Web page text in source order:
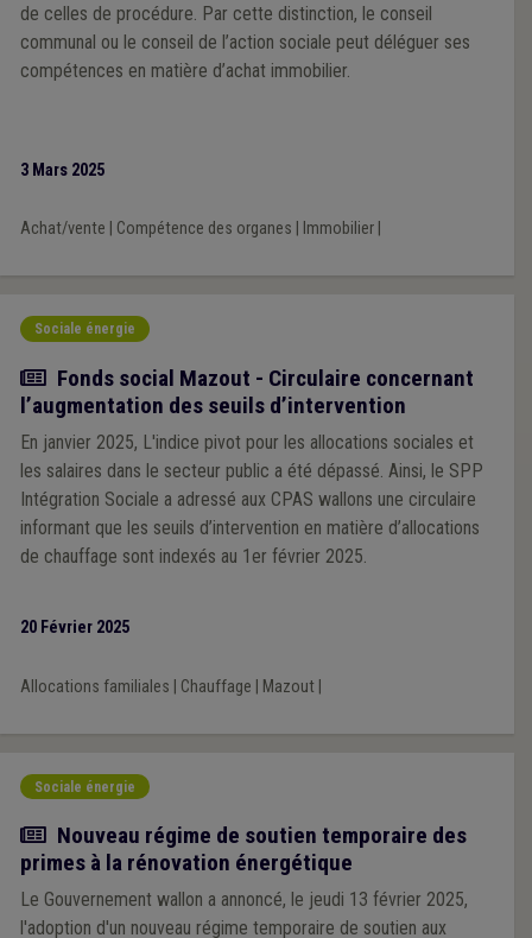
de celles de procédure. Par cette distinction, le conseil
communal ou le conseil de l’action sociale peut déléguer ses
compétences en matière d’achat immobilier.
3 Mars 2025
Achat/vente Compétence des organes Immobilier|
Sociale énergie
Actualité
Fonds social Mazout - Circulaire concernant
l’augmentation des seuils d’intervention
En janvier 2025, L'indice pivot pour les allocations sociales et
les salaires dans le secteur public a été dépassé. Ainsi, le SPP
Intégration Sociale a adressé aux CPAS wallons une circulaire
informant que les seuils d’intervention en matière d’allocations
de chauffage sont indexés au 1er février 2025.
20 Février 2025
Allocations familiales Chauffage Mazout|
Sociale énergie
Actualité
Nouveau régime de soutien temporaire des
primes à la rénovation énergétique
Le Gouvernement wallon a annoncé, le jeudi 13 février 2025,
l'adoption d'un nouveau régime temporaire de soutien aux